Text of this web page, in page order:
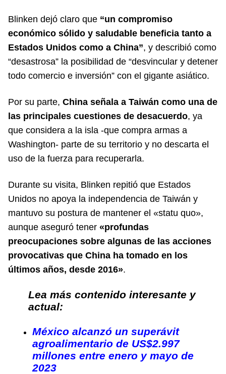
Blinken dejó claro que “un compromiso
económico sólido y saludable beneficia tanto a
Estados Unidos como a China”, y describió como
“desastrosa” la posibilidad de “desvincular y detener
todo comercio e inversión” con el gigante asiático.
Por su parte, China señala a Taiwán como una de
las principales cuestiones de desacuerdo, ya
que considera a la isla -que compra armas a
Washington- parte de su territorio y no descarta el
uso de la fuerza para recuperarla.
Durante su visita, Blinken repitió que Estados
Unidos no apoya la independencia de Taiwán y
mantuvo su postura de mantener el «statu quo»,
aunque aseguró tener «profundas
preocupaciones sobre algunas de las acciones
provocativas que China ha tomado en los
últimos años, desde 2016».
Lea más contenido interesante y
actual:
México alcanzó un superávit
agroalimentario de US$2.997
millones entre enero y mayo de
2023